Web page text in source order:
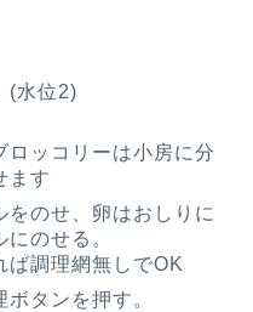
(水位2)
ッコリーは小房に分
ます
のせ、卵はおしりに
のせる。
調理網無しでOK
タンを押す。